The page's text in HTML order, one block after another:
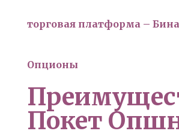
торговая платформа –
Опционы
Покет